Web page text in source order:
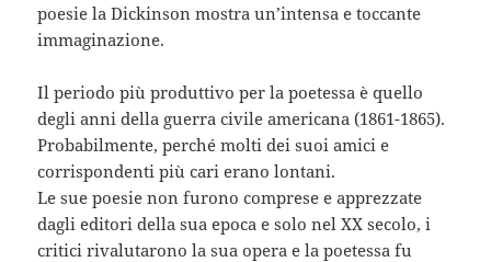
poesie la Dickinson mostra un’intensa e toccante
immaginazione.
Il periodo più produttivo per la poetessa è quello
degli anni della guerra civile americana (1861-1865).
Probabilmente, perché molti dei suoi amici e
corrispondenti più cari erano lontani.
Le sue poesie non furono comprese e apprezzate
dagli editori della sua epoca e solo nel XX secolo, i
critici rivalutarono la sua opera e la poetessa fu